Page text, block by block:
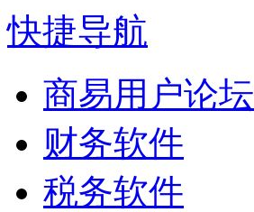
快捷导航
商易用户论坛
财务软件
税务软件